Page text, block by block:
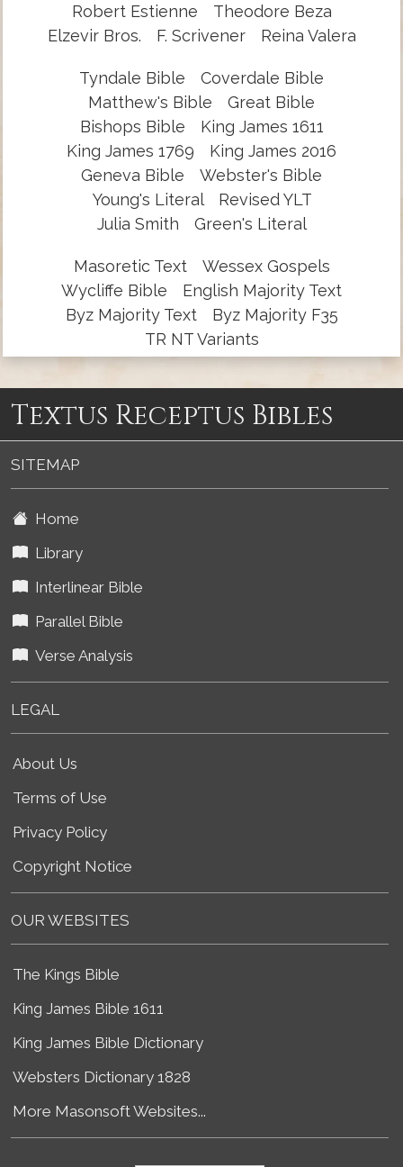
Robert Estienne
Theodore Beza
Elzevir Bros.
F. Scrivener Reina Valera
Tyndale Bible
Coverdale Bible
Matthew's Bible
Great Bible
Bishops Bible
King James 1611
King James 1769
King James 2016
Geneva Bible
Webster's Bible
Young's Literal
Revised YLT
Julia Smith
Green's Literal
Masoretic Text
Wessex Gospels
Wycliffe Bible
English Majority Text
Byz Majority Text
Byz Majority F35
TR NT Variants
Textus Receptus Bibles
SITEMAP
Home
Library
Interlinear Bible
Parallel Bible
Verse Analysis
LEGAL
About Us
Terms of Use
Privacy Policy
Copyright Notice
OUR WEBSITES
The Kings Bible
King James Bible 1611
King James Bible Dictionary
Websters Dictionary 1828
More Masonsoft Websites...